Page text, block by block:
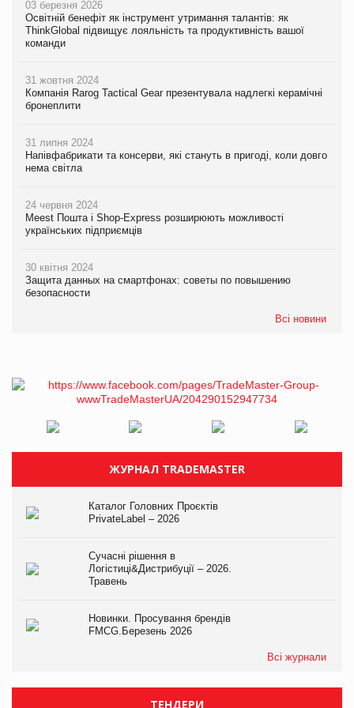
03 березня 2026
Освітній бенефіт як інструмент утримання талантів: як
ThinkGlobal підвищує лояльність та продуктивність вашої
команди
31 жовтня 2024
Компанія Rarog Tactical Gear презентувала надлегкі керамічні
бронеплити
31 липня 2024
Напівфабрикати та консерви, які стануть в пригоді, коли довго
нема світла
24 червня 2024
Meest Пошта і Shop-Express розширюють можливості
українських підприємців
30 квітня 2024
Защита данных на смартфонах: советы по повышению
безопасности
Всі новини
ЖУРНАЛ TRADEMASTER
Каталог Головних Проєктів
PrivateLabel – 2026
Сучасні рішення в
Логістиці&Дистрибуції – 2026.
Травень
Новинки. Просування брендів
FMCG.Березень 2026
Всі журнали
ТЕНДЕРИ